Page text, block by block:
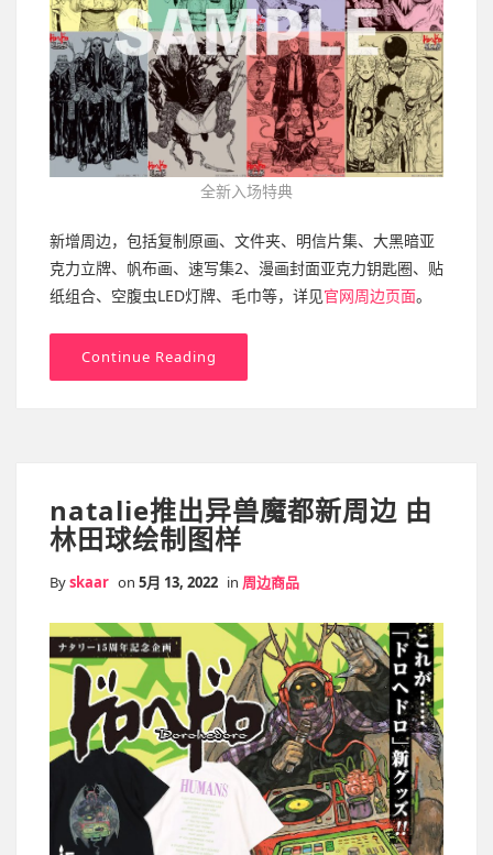
全新入场特典
新增周边，包括复制原画、文件夹、明信片集、大黑暗亚
克力立牌、帆布画、速写集2、漫画封面亚克力钥匙圈、贴
纸组合、空腹虫LED灯牌、毛巾等，详见官网周边页面。
Continue Reading
natalie推出异兽魔都新周边 由
林田球绘制图样
Byskaar on 5月 13, 2022 in 周边商品